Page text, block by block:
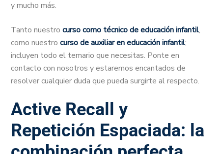
y mucho más.
Tanto nuestro curso como técnico de educación infantil,
como nuestro curso de auxiliar en educación infantil;
incluyen todo el temario que necesitas. Ponte en
contacto con nosotros y estaremos encantados de
resolver cualquier duda que pueda surgirte al respecto.
Active Recall y
Repetición Espaciada: la